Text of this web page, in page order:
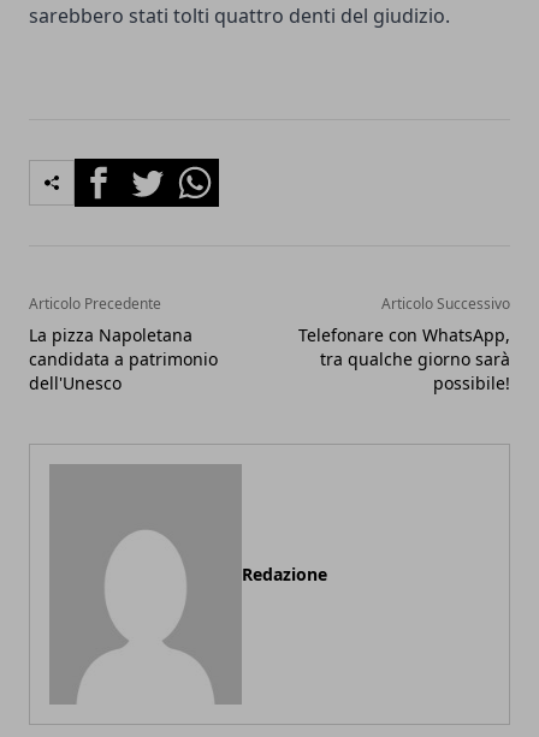
sarebbero stati tolti quattro denti del giudizio.
FacebookTwitterWhatsapp
Articolo Precedente
La pizza Napoletana
candidata a patrimonio
dell'Unesco
Articolo Successivo
Telefonare con WhatsApp,
tra qualche giorno sarà
possibile!
Redazione